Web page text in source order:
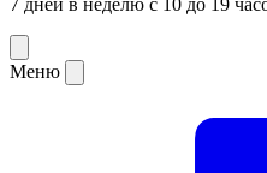
7 дней в неделю с 10 до 19
Меню